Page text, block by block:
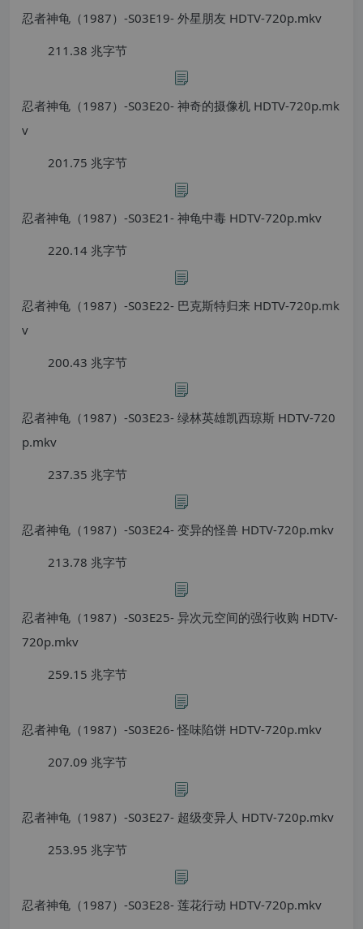
忍者神龟（1987）-S03E19- 外星朋友 HDTV-720p.mkv
211.38 兆字节
忍者神龟（1987）-S03E20- 神奇的摄像机 HDTV-720p.mk
v
201.75 兆字节
忍者神龟（1987）-S03E21- 神龟中毒 HDTV-720p.mkv
220.14 兆字节
忍者神龟（1987）-S03E22- 巴克斯特归来 HDTV-720p.mk
v
200.43 兆字节
忍者神龟（1987）-S03E23- 绿林英雄凯西琼斯 HDTV-720
p.mkv
237.35 兆字节
忍者神龟（1987）-S03E24- 变异的怪兽 HDTV-720p.mkv
213.78 兆字节
忍者神龟（1987）-S03E25- 异次元空间的强行收购 HDTV-
720p.mkv
259.15 兆字节
忍者神龟（1987）-S03E26- 怪味陷饼 HDTV-720p.mkv
207.09 兆字节
忍者神龟（1987）-S03E27- 超级变异人 HDTV-720p.mkv
253.95 兆字节
忍者神龟（1987）-S03E28- 莲花行动 HDTV-720p.mkv